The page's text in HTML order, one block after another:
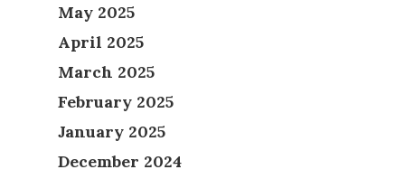
May 2025
April 2025
March 2025
February 2025
January 2025
December 2024